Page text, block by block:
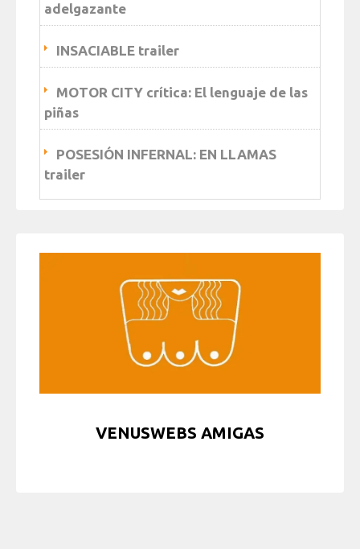
adelgazante
INSACIABLE trailer
MOTOR CITY crítica: El lenguaje de las
piñas
POSESIÓN INFERNAL: EN LLAMAS
trailer
VENUSWEBS AMIGAS